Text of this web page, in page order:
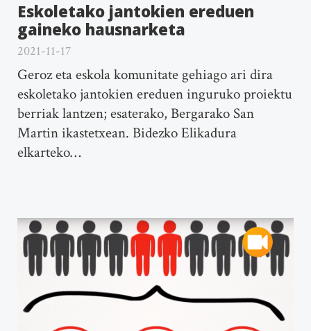
Eskoletako jantokien ereduen
gaineko hausnarketa
2021-11-17
Geroz eta eskola komunitate gehiago ari dira
eskoletako jantokien ereduen inguruko proiektu
berriak lantzen; esaterako, Bergarako San
Martin ikastetxean. Bidezko Elikadura
elkarteko…